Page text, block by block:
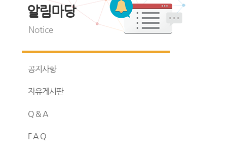
알림마당
Notice
공지사항
자유게시판
Q & A
F A Q